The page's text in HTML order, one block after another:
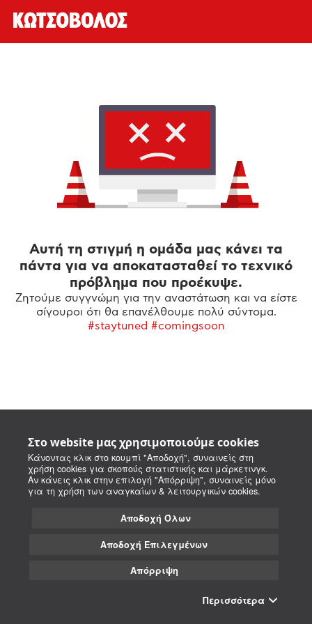
Στο website μας χρησιμοποιούμε cookies
Κάνοντας κλικ στο κουμπί "Αποδοχή", συναινείς στη
χρήση cookies για σκοπούς στατιστικής και μάρκετινγκ.
Αν κάνεις κλικ στην επιλογή "Απόρριψη", συναινείς μόνο
για τη χρήση των αναγκαίων & λειτουργικών cookies.
Αποδοχή Όλων
Αποδοχή Επιλεγμένων
Απόρριψη
Περισσότερα
Αυτή τη στιγμή η ομάδα μας κάνει τα
πάντα για να αποκατασταθεί το τεχνικό
πρόβλημα που προέκυψε.
Ζητούμε συγγνώμη για την αναστάτωση και να είστε
σίγουροι ότι θα επανέλθουμε πολύ σύντομα.
#staytuned #comingsoon